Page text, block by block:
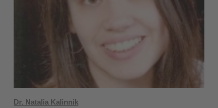
Dr. Natalia Kalinnik